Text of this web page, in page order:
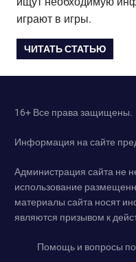
играют в игры.
ЧИТАТЬ СТАТЬЮ
16+ Все права защищены.
Информация на сайте
Администрация сайта не
использование
материалы сайта носят
являются призывом к
Помощь и вопросы